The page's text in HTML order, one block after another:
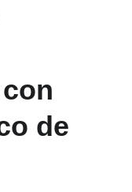
de